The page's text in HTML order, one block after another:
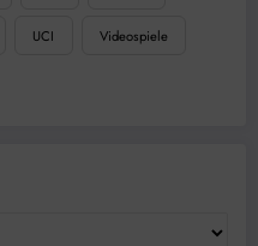
UCI Videospiele